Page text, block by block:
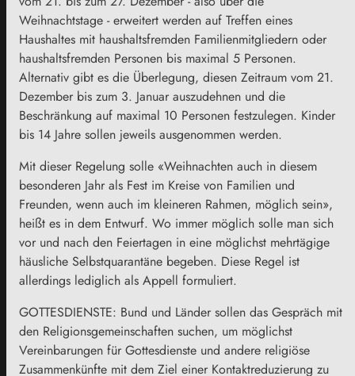
Weihnachtstage - erweitert werden auf Treffen eines
Haushaltes mit haushaltsfremden Familienmitgliedern oder
haushaltsfremden Personen bis maximal 5 Personen.
Alternativ gibt es die Überlegung, diesen Zeitraum vom 21.
Dezember bis zum 3. Januar auszudehnen und die
Beschränkung auf maximal 10 Personen festzulegen. Kinder
bis 14 Jahre sollen jeweils ausgenommen werden.
Mit dieser Regelung solle «Weihnachten auch in diesem
besonderen Jahr als Fest im Kreise von Familien und
Freunden, wenn auch im kleineren Rahmen, möglich sein»,
heißt es in dem Entwurf. Wo immer möglich solle man sich
vor und nach den Feiertagen in eine möglichst mehrtägige
häusliche Selbstquarantäne begeben. Diese Regel ist
allerdings lediglich als Appell formuliert.
GOTTESDIENSTE: Bund und Länder sollen das Gespräch mit
den Religionsgemeinschaften suchen, um möglichst
Vereinbarungen für Gottesdienste und andere religiöse
Zusammenkünfte mit dem Ziel einer Kontaktreduzierung zu